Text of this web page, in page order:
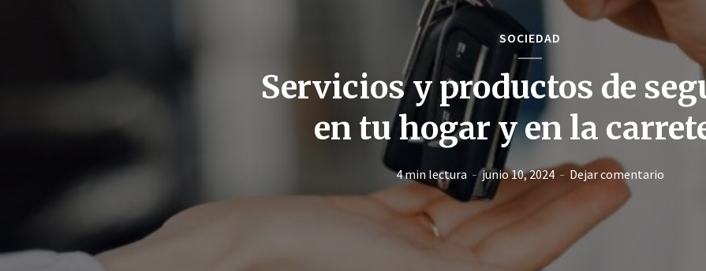
SOCIEDAD
Servicios y productos de
en tu hogar y en la
4 min lectura junio 10, 2024 Dejar comentario